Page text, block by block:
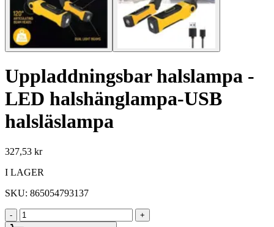
Uppladdningsbar halslampa -
LED halshänglampa-USB
halsläslampa
327,53 kr
I LAGER
SKU: 865054793137
- +